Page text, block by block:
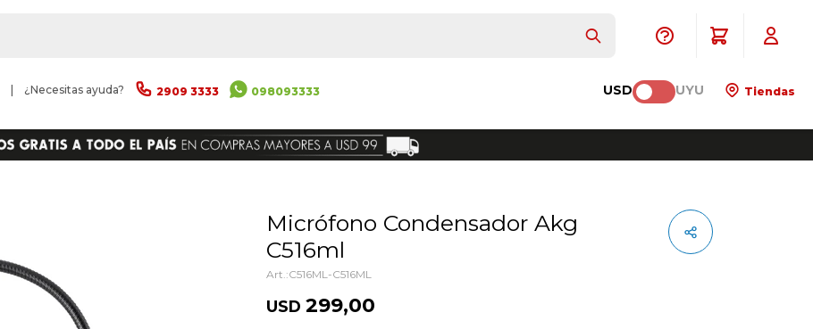
¿Necesitas ayuda? 2909 3333 098093333 USD UYU Tiendas
Micrófono Condensador Akg
C516ml
C516ML-C516ML
USD 299,00